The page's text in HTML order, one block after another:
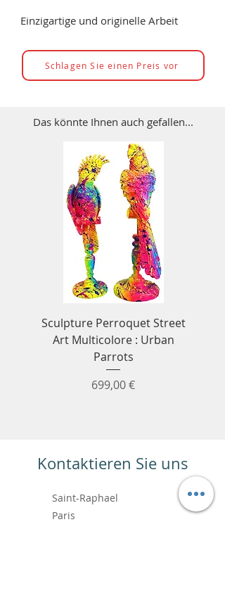
Einzigartige und originelle Arbeit
Schlagen Sie einen Preis vor
Das könnte Ihnen auch gefallen...
Sculpture Perroquet Street
Art Multicolore : Urban
Parrots
Preis
699,00 €
Kontaktieren Sie uns
Saint-Raphael
Paris